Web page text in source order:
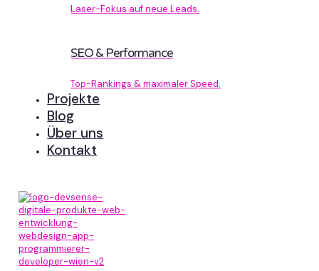
Laser-Fokus auf neue Leads.
SEO & Performance
Top-Rankings & maximaler Speed.
Projekte
Blog
Über uns
Kontakt